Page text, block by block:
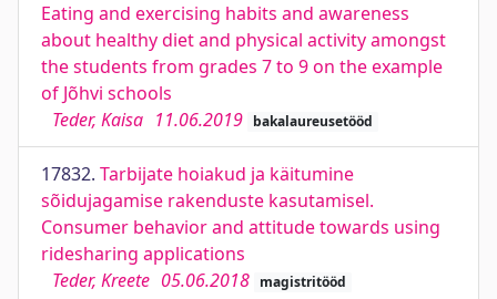
Eating and exercising habits and awareness
about healthy diet and physical activity amongst
the students from grades 7 to 9 on the example
of Jõhvi schools
Teder, Kaisa 11.06.2019 bakalaureusetööd
17832. Tarbijate hoiakud ja käitumine
sõidujagamise rakenduste kasutamisel.
Consumer behavior and attitude towards using
ridesharing applications
Teder, Kreete 05.06.2018 magistritööd